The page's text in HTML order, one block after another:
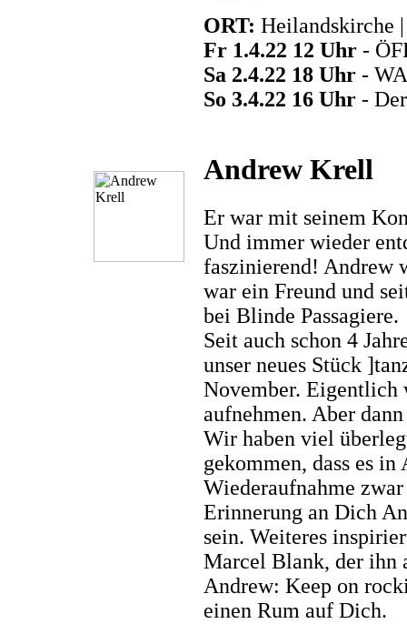
ORT: Heilandskirche
Fr 1.4.22 12 Uhr -
Sa 2.4.22 18 Uhr -
So 3.4.22 16 Uhr -
Andrew Krell
Er war mit seinem
Und immer wieder
faszinierend! Andrew
war ein Freund und
bei Blinde Passagiere.
Seit auch schon 4
unser neues Stück
November. Eigentlich
aufnehmen. Aber
Wir haben viel
gekommen, dass es
Wiederaufnahme
Erinnerung an Dich
sein. Weiteres
Marcel Blank, der ihn
Andrew: Keep on
einen Rum auf Dich.